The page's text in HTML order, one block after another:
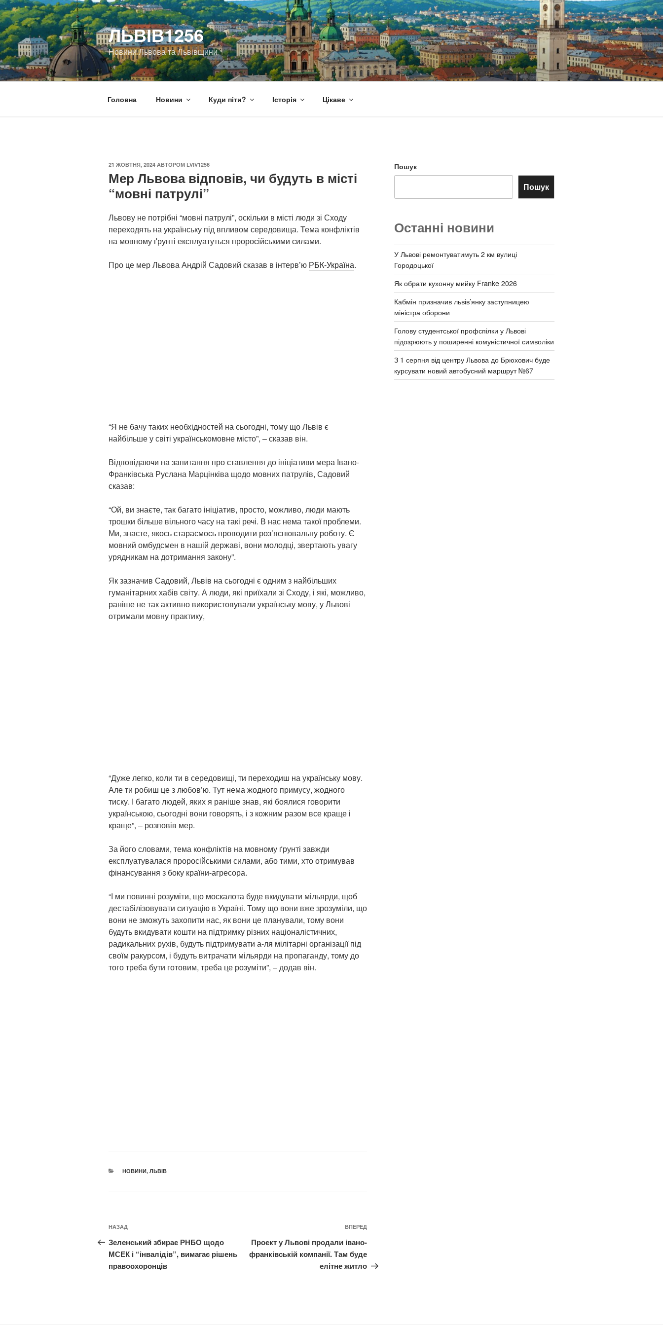
Перейти
до
вмісту
ЛЬВІВ1256
Новини Львова та Львівщини
Головна Новини Куди піти? Історія Цікаве
ОПУБЛІКОВАНО
21 ЖОВТНЯ, 2024 АВТОРОМ LVIV1256
Мер Львова відповів, чи будуть в місті
“мовні патрулі”
Львову не потрібні “мовні патрулі”, оскільки в місті люди зі Сходу
переходять на українську під впливом середовища. Тема конфліктів
на мовному ґрунті експлуатуться проросійськими силами.
Про це мер Львова Андрій Садовий сказав в інтерв’ю РБК-Україна.
“Я не бачу таких необхідностей на сьогодні, тому що Львів є
найбільше у світі українськомовне місто”, – сказав він.
Відповідаючи на запитання про ставлення до ініціативи мера Івано-
Франківська Руслана Марцінківа щодо мовних патрулів, Садовий
сказав:
“Ой, ви знаєте, так багато ініціатив, просто, можливо, люди мають
трошки більше вільного часу на такі речі. В нас нема такої проблеми.
Ми, знаєте, якось стараємось проводити роз’яснювальну роботу. Є
мовний омбудсмен в нашій державі, вони молодці, звертають увагу
урядникам на дотримання закону”.
Як зазначив Садовий, Львів на сьогодні є одним з найбільших
гуманітарних хабів світу. А люди, які приїхали зі Сходу, і які, можливо,
раніше не так активно використовували українську мову, у Львові
отримали мовну практику,
“Дуже легко, коли ти в середовищі, ти переходиш на українську мову.
Але ти робиш це з любов’ю. Тут нема жодного примусу, жодного
тиску. І багато людей, яких я раніше знав, які боялися говорити
українською, сьогодні вони говорять, і з кожним разом все краще і
краще”, – розповів мер.
За його словами, тема конфліктів на мовному ґрунті завжди
експлуатувалася проросійськими силами, або тими, хто отримував
фінансування з боку країни-агресора.
“І ми повинні розуміти, що москалота буде вкидувати мільярди, щоб
дестабілізовувати ситуацію в Україні. Тому що вони вже зрозуміли, що
вони не зможуть захопити нас, як вони це планували, тому вони
будуть вкидувати кошти на підтримку різних націоналістичних,
радикальних рухів, будуть підтримувати а-ля мілітарні організації під
своїм ракурсом, і будуть витрачати мільярди на пропаганду, тому до
того треба бути готовим, треба це розуміти”, – додав він.
КАТЕГОРІЇ
НОВИНИ, ЛЬВІВ
Навігація
записів
Попередній
запис:
НАЗАД
Зеленський збирає РНБО щодо
МСЕК і “інвалідів”, вимагає рішень
правоохоронців
Наступний
запис
ВПЕРЕД
Проєкт у Львові продали івано-
франківській компанії. Там буде
елітне житло
Пошук
Пошук
Останні новини
У Львові ремонтуватимуть 2 км вулиці
Городоцької
Як обрати кухонну мийку Franke 2026
Кабмін призначив львів’янку заступницею
міністра оборони
Голову студентської профспілки у Львові
підозрюють у поширенні комуністичної символіки
З 1 серпня від центру Львова до Брюхович буде
курсувати новий автобусний маршрут №67